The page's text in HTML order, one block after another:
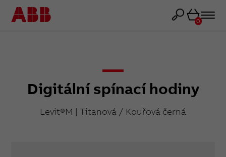
Košík
0
Digitální spínací hodiny
Levit®M | Titanová / Kouřová černá